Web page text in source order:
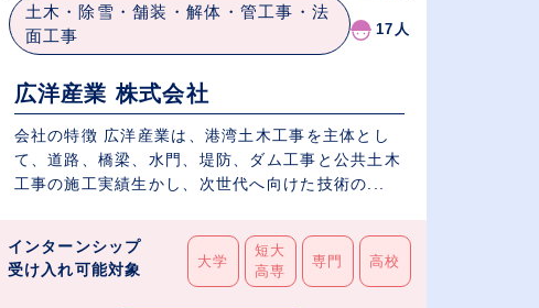
土木・除雪・舗装・解体・管工事・法
面工事
17人
広洋産業 株式会社
会社の特徴 広洋産業は、港湾土木工事を主体とし
て、道路、橋梁、水門、堤防、ダム工事と公共土木
工事の施工実績生かし、次世代へ向けた技術の...
インターンシップ
受け入れ可能対象
大学
短大
高専
専門 高校